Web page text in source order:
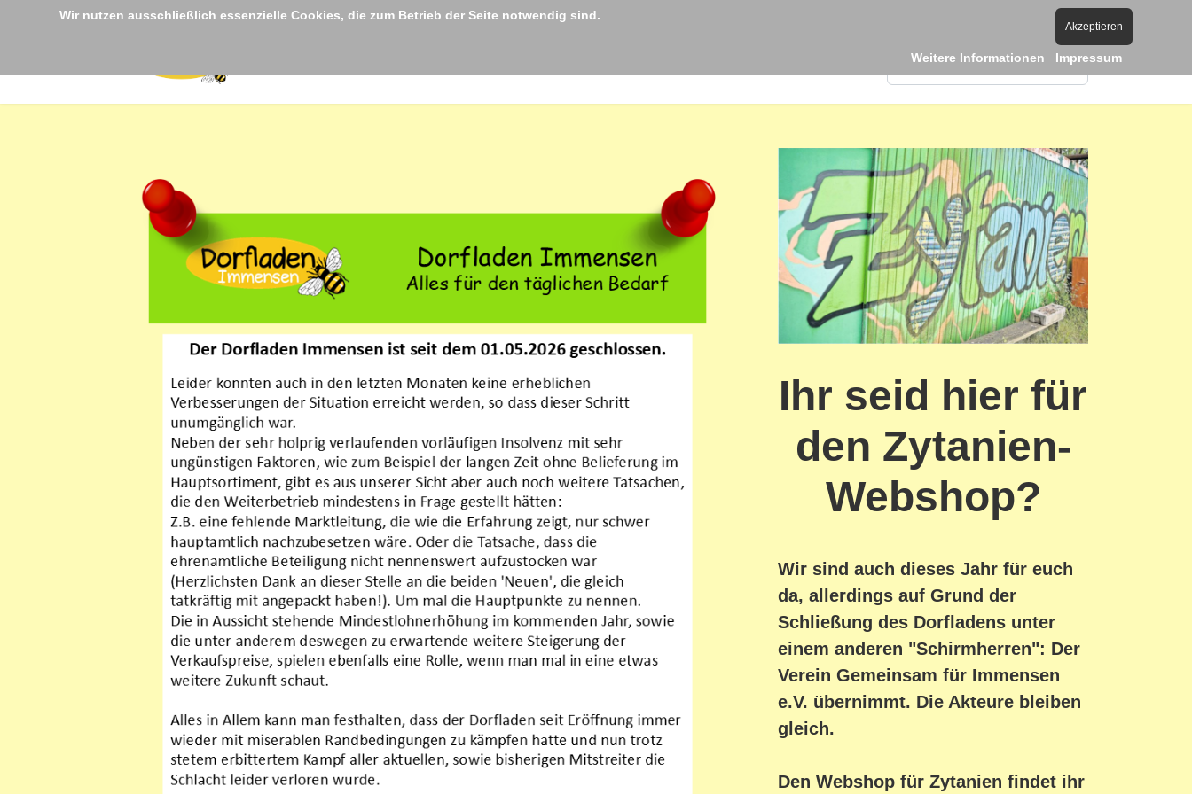
Suchen
Ihr seid hier für
den Zytanien-
Webshop?
Wir sind auch dieses Jahr für euch
da, allerdings auf Grund der
Schließung des Dorfladens unter
einem anderen "Schirmherren": Der
Verein Gemeinsam für Immensen
e.V. übernimmt. Die Akteure bleiben
gleich.
Den Webshop für Zytanien findet ihr
Wir nutzen ausschließlich essenzielle Cookies, die zum Betrieb der Seite notwendig sind.
Akzeptieren
Weitere Informationen Impressum